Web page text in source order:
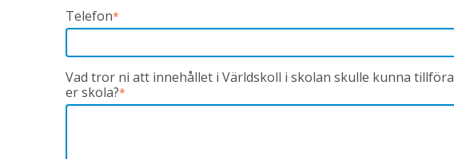
Telefon*
Vad tror ni att innehållet i Världskoll i skolan skulle kunna tillföra
er skola?*